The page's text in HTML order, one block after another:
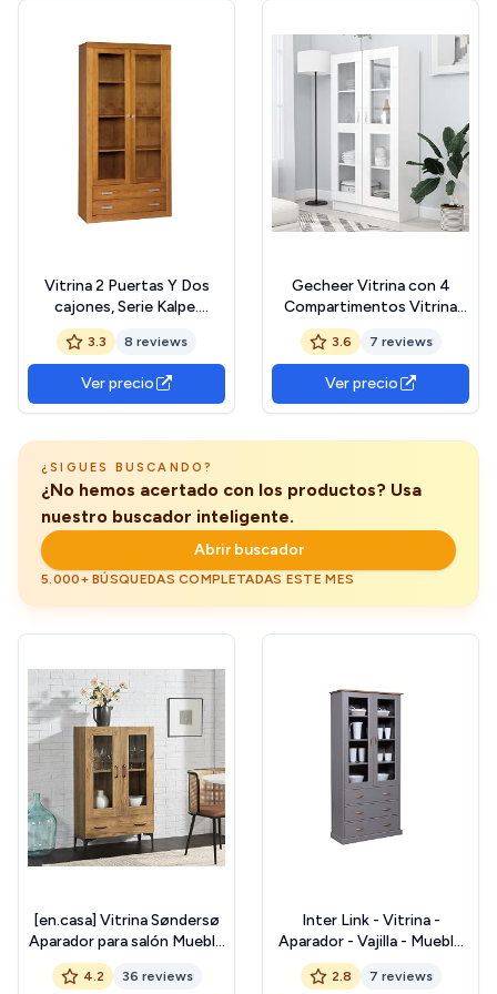
Vitrina 2 Puertas Y Dos
cajones, Serie Kalpe.
Medidas 200X100X37
(Alto-Ancho-Fondo).
Realizada en Madera de
Pino Macizo. (Cerezo)
3.3 8 reviews
Ver precio
Gecheer Vitrina con 4
Compartimentos Vitrina
Salón Armario Vitrina
Armario de
Almacenamiento Mueble
Vitrina para Oficina Salón
Madera Contrachapada
3.6 7 reviews
Ver precio
¿SIGUES BUSCANDO?
¿No hemos acertado con los productos? Usa
nuestro buscador inteligente.
Abrir buscador
5.000+ BÚSQUEDAS COMPLETADAS ESTE MES
[en.casa] Vitrina Søndersø
Aparador para salón Mueble
Auxiliar para Comedor
Oficina con Estante Cajón
4.2 36 reviews
Inter Link - Vitrina -
Aparador - Vajilla - Mueble
de comedor - Estilo rústico
- Madera maciza FSC - 2
2.8 7 reviews